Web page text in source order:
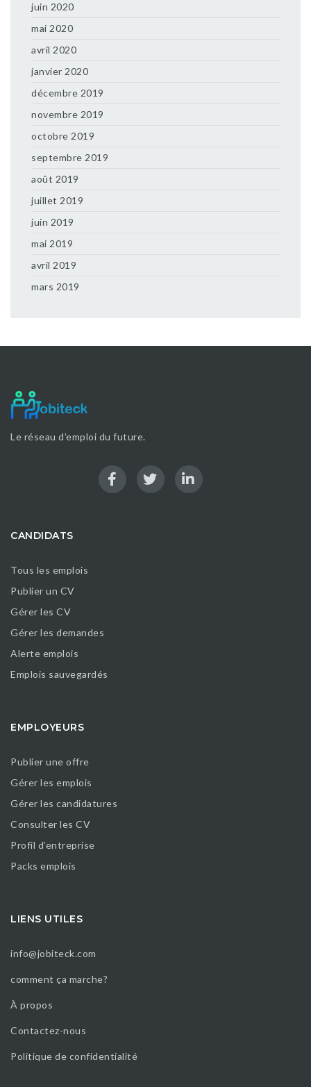
juin 2020
mai 2020
avril 2020
janvier 2020
décembre 2019
novembre 2019
octobre 2019
septembre 2019
août 2019
juillet 2019
juin 2019
mai 2019
avril 2019
mars 2019
Le réseau d’emploi du future.
CANDIDATS
Tous les emplois
Publier un CV
Gérer les CV
Gérer les demandes
Alerte emplois
Emplois sauvegardés
EMPLOYEURS
Publier une offre
Gérer les emplois
Gérer les candidatures
Consulter les CV
Profil d’entreprise
Packs emplois
LIENS UTILES
info@jobiteck.com
comment ça marche?
À propos
Contactez-nous
Politique de confidentialité